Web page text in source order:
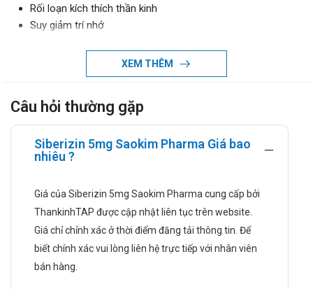
Rối loạn kích thích thần kinh
Suy giảm trí nhớ
Khó ngủ hoặc ngủ quá nhiều
Đầu đầu có chóng mặt mệt mỏi
Liều dùng và cách dùng
Liều dùng:
Liều thông thường của thuốc Siberizin: người lớn và trẻ
em trên 12 tuổi: ngày uống 1 viên.
Chống chỉ định
Thuốc Siberizin chống chỉ định dùng trong trường hợp sau:
Chống chỉ định thuốc sử dụng thuốc cho bệnh nhân mẫn
cảm với các thuốc chẹn kênh canxi có cùng cấu trúc với
XEM THÊM
Câu hỏi thường gặp
Siberizin 5mg Saokim Pharma Giá bao
nhiêu ?
Giá của Siberizin 5mg Saokim Pharma cung cấp bởi
ThankinhTAP được cập nhật liên tục trên website.
Giá chỉ chỉnh xác ở thời điểm đăng tải thông tin. Để
biết chính xác vui lòng liên hệ trực tiếp với nhân viên
bán hàng.